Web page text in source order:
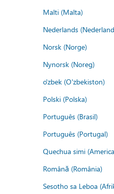
Malti (Malta)
Nederlands
Norsk (Norge)
Nynorsk (Noreg)
o'zbek (O'zbekiston)
Polski (Polska)
Português (Brasil)
Português (Portugal)
Quechua simi
Română (România)
Sesotho sa Leboa